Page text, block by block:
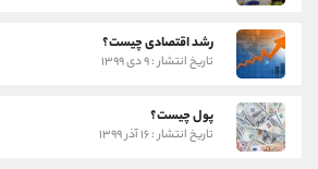
رشد اقتصادی چیست؟
تاریخ انتشار : ۹ دی ۱۳۹۹
پول چیست؟
تاریخ انتشار : ۱۶ آذر ۱۳۹۹